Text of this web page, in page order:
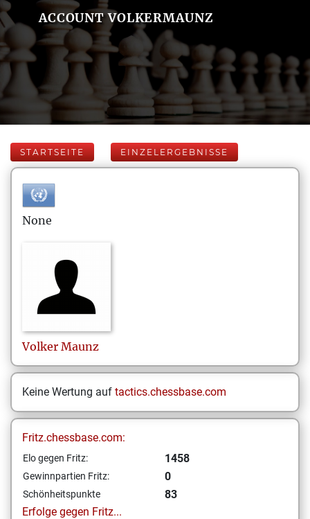
ACCOUNT VOLKERMAUNZ
STARTSEITE EINZELERGEBNISSE
None
Volker Maunz
Keine Wertung auf tactics.chessbase.com
Fritz.chessbase.com:
Elo gegen Fritz: 1458
Gewinnpartien Fritz: 0
Schönheitspunkte
83
Erfolge gegen Fritz...